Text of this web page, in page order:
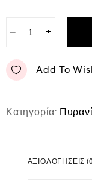
ό− +
Add To
Κατηγορία:
ΑΞΙΟΛΟΓΉΣΕΙΣ